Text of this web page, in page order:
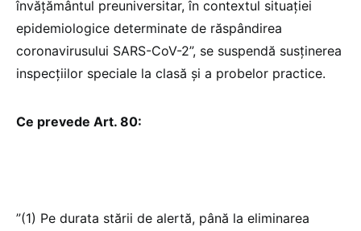
învăţământul preuniversitar, în contextul situației
epidemiologice determinate de răspândirea
coronavirusului SARS-CoV-2”, se suspendă susținerea
inspecțiilor speciale la clasă și a probelor practice.
Ce prevede Art. 80:
”(1) Pe durata stării de alertă, până la eliminarea